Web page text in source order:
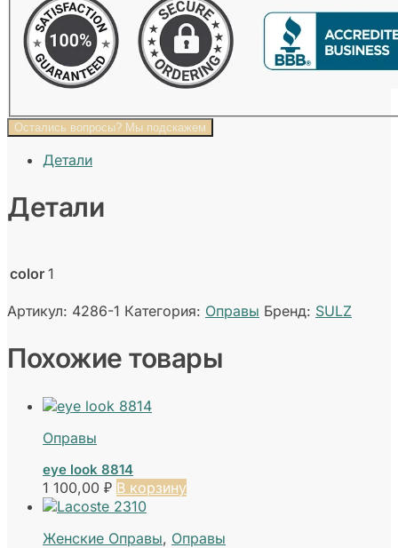
Остались вопросы? Мы подскажем
Детали
Детали
color 1
Артикул: 4286-1 Категория: Оправы Бренд: SULZ
Похожие товары
Оправы
eye look 8814
1 100,00 ₽ В корзину
Женские Оправы, Оправы